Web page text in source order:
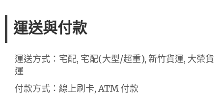
運送與付款
運送方式：宅配, 宅配(大型/超重), 新竹貨運, 大榮貨
運
付款方式：線上刷卡, ATM 付款